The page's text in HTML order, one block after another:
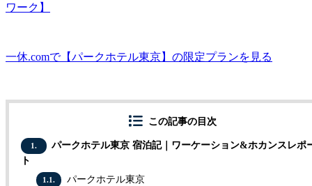
ワーク】
一休.comで【パークホテル東京】の限定プランを見る
この記事の目次
1.
パークホテル東京 宿泊記｜ワーケーション&ホカンスレポ
ト
1.1. パークホテル東京